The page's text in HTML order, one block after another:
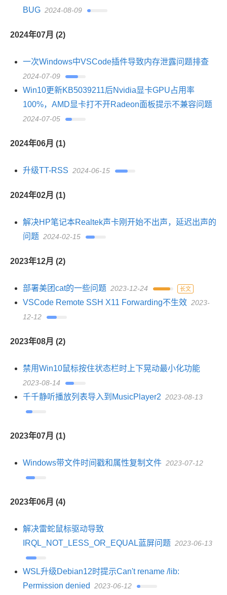
BUG 2024-08-09
2024年07月 (2)
一次Windows中VSCode插件导致内存泄露问题排查
2024-07-09
Win10更新KB5039211后Nvidia显卡GPU占用率
100%，AMD显卡打不开Radeon面板提示不兼容问题
2024-07-05
2024年06月 (1)
升级TT-RSS 2024-06-15
2024年02月 (1)
解决HP笔记本Realtek声卡刚开始不出声，延迟出声的
问题 2024-02-15
2023年12月 (2)
部署美团cat的一些问题 2023-12-24 长文
VSCode Remote SSH X11 Forwarding不生效 2023-
12-12
2023年08月 (2)
禁用Win10鼠标按住状态栏时上下晃动最小化功能
2023-08-14
千千静听播放列表导入到MusicPlayer2 2023-08-13
2023年07月 (1)
Windows带文件时间戳和属性复制文件 2023-07-12
2023年06月 (4)
解决雷蛇鼠标驱动导致
IRQL_NOT_LESS_OR_EQUAL蓝屏问题 2023-06-13
WSL升级Debian12时提示Can't rename /lib:
Permission denied
2023-06-12